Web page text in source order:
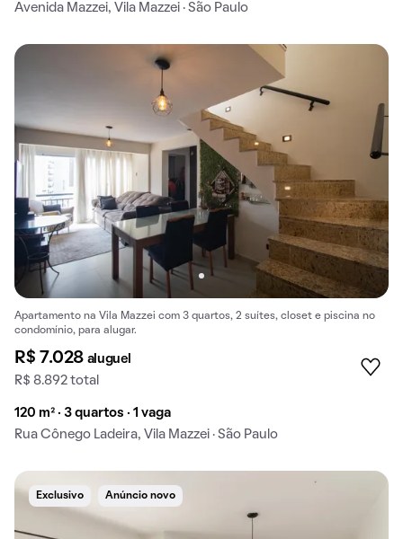
Avenida Mazzei, Vila Mazzei · São Paulo
Apartamento na Vila Mazzei com 3 quartos, 2 suítes, closet e piscina no
condomínio, para alugar.
R$ 7.028 aluguel
R$ 8.892 total
120 m² · 3 quartos · 1 vaga
Rua Cônego Ladeira, Vila Mazzei · São Paulo
Exclusivo Anúncio novo